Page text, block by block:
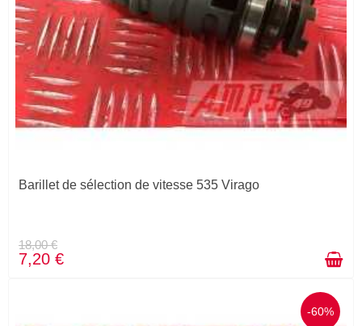
Barillet de sélection de vitesse 535 Virago
18,00 €
7,20 €
-60%